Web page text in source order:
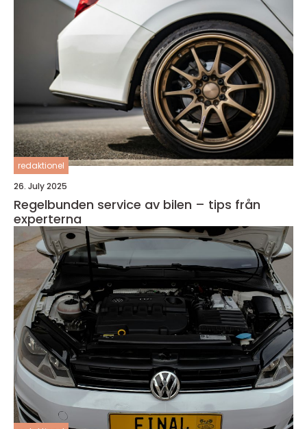
redaktionel
26. July 2025
Regelbunden service av bilen – tips från
experterna